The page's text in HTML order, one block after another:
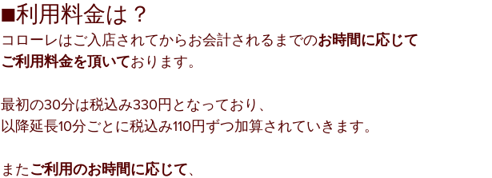
■利用料金は？
コローレはご入店されてからお会計されるまでのお時間に応じて
ご利用料金を頂いております。
最初の30分は税込み330円となっており、
以降延長10分ごとに税込み110円ずつ加算されていきます。
また ご利用のお時間に応じて、